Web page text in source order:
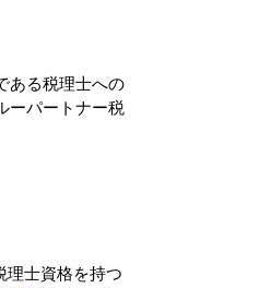
ある税理士への
ーパートナー税
理士資格を持つ